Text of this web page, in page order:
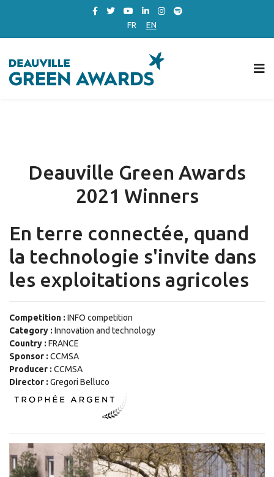
FR EN
Deauville Green Awards
2021 Winners
En terre connectée, quand
la technologie s'invite dans
les exploitations agricoles
Competition : INFO competition
Category : Innovation and technology
Country : FRANCE
Sponsor : CCMSA
Producer : CCMSA
Director : Gregori Belluco